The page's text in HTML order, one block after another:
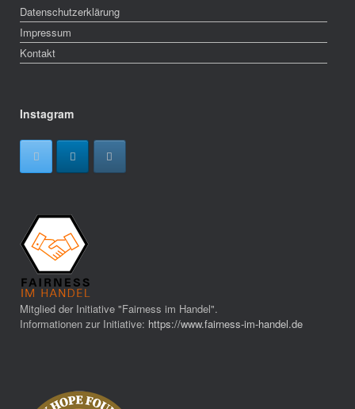
Datenschutzerklärung
Impressum
Kontakt
Instagram
Mitglied der Initiative "Fairness im Handel".
Informationen zur Initiative: https://www.fairness-im-handel.de